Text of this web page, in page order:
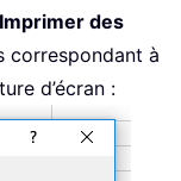
Imprimer des
correspondant à
d’écran :